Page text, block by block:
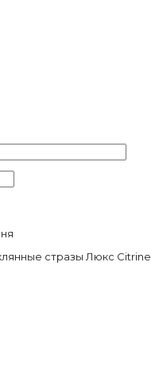
стразы Люкс Citrine